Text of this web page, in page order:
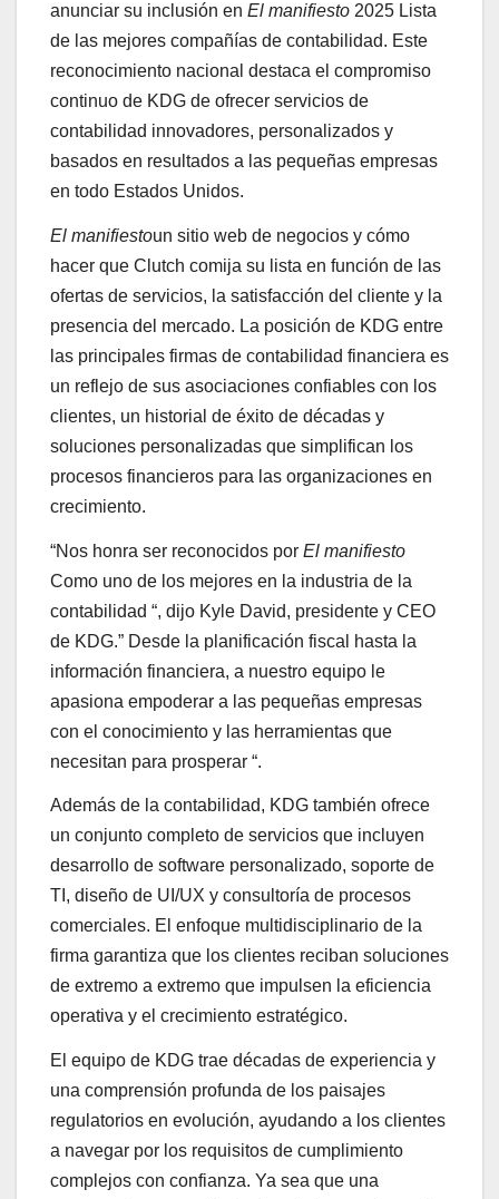
anunciar su inclusión en El manifiesto 2025 Lista
de las mejores compañías de contabilidad. Este
reconocimiento nacional destaca el compromiso
continuo de KDG de ofrecer servicios de
contabilidad innovadores, personalizados y
basados ​​en resultados a las pequeñas empresas
en todo Estados Unidos.
El manifiestoun sitio web de negocios y cómo
hacer que Clutch comija su lista en función de las
ofertas de servicios, la satisfacción del cliente y la
presencia del mercado. La posición de KDG entre
las principales firmas de contabilidad financiera es
un reflejo de sus asociaciones confiables con los
clientes, un historial de éxito de décadas y
soluciones personalizadas que simplifican los
procesos financieros para las organizaciones en
crecimiento.
“Nos honra ser reconocidos por El manifiesto
Como uno de los mejores en la industria de la
contabilidad “, dijo Kyle David, presidente y CEO
de KDG.” Desde la planificación fiscal hasta la
información financiera, a nuestro equipo le
apasiona empoderar a las pequeñas empresas
con el conocimiento y las herramientas que
necesitan para prosperar “.
Además de la contabilidad, KDG también ofrece
un conjunto completo de servicios que incluyen
desarrollo de software personalizado, soporte de
TI, diseño de UI/UX y consultoría de procesos
comerciales. El enfoque multidisciplinario de la
firma garantiza que los clientes reciban soluciones
de extremo a extremo que impulsen la eficiencia
operativa y el crecimiento estratégico.
El equipo de KDG trae décadas de experiencia y
una comprensión profunda de los paisajes
regulatorios en evolución, ayudando a los clientes
a navegar por los requisitos de cumplimiento
complejos con confianza. Ya sea que una